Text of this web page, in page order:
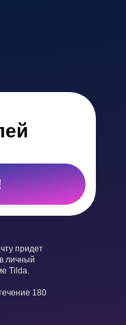
придет
личный
Tilda.
180